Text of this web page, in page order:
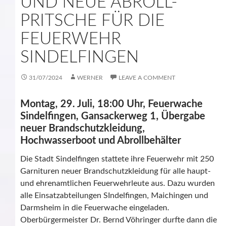
PRITSCHE FÜR DIE
FEUERWEHR
SINDELFINGEN
31/07/2024 WERNER LEAVE A COMMENT
Montag, 29. Juli, 18:00 Uhr, Feuerwache
Sindelfingen, Gansackerweg 1, Übergabe
neuer Brandschutzkleidung,
Hochwasserboot und Abrollbehälter
Die Stadt Sindelfingen stattete ihre Feuerwehr mit 250
Garnituren neuer Brandschutzkleidung für alle haupt-
und ehrenamtlichen Feuerwehrleute aus. Dazu wurden
alle Einsatzabteilungen SIndelfingen, Maichingen und
Darmsheim in die Feuerwache eingeladen.
Oberbürgermeister Dr. Bernd Vöhringer durfte dann die